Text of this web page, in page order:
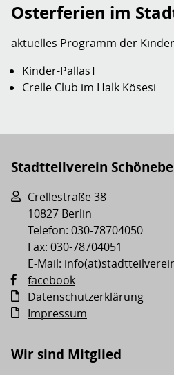
Osterferien im
aktuelles Programm der
Kinder-PallasT
Crelle Club im Halk Kösesi
Stadtteilverein
Crellestraße 38
10827 Berlin
Telefon: 030-78704050
Fax: 030-78704051
E-Mail:
facebook
Datenschutzerklärung
Impressum
Wir sind Mitglied